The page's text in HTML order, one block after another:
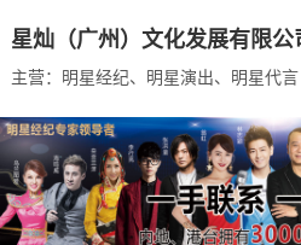
星灿（广州）文化发展有限公
主营：明星经纪、明星演出、明星代言